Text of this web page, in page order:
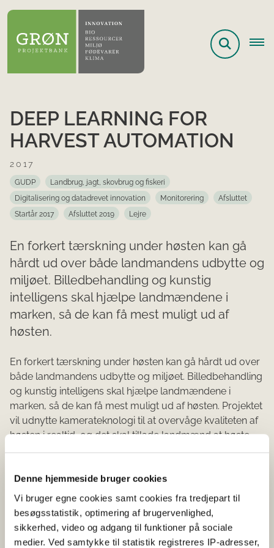
Denne hjemmeside bruger cookies
Vi bruger egne cookies samt cookies fra tredjepart til
besøgsstatistik, optimering af brugervenlighed,
sikkerhed, video og adgang til funktioner på sociale
medier. Ved samtykke til statistik registreres IP-adresser,
DEEP LEARNING FOR
HARVEST AUTOMATION
2017
GUDP
Landbrug, jagt, skovbrug og fiskeri
Digitalisering og datadrevet innovation
Monitorering
Afsluttet
Startår 2017
Afsluttet 2019 Lejre
En forkert tærskning under høsten kan gå
hårdt ud over både landmandens udbytte og
miljøet. Billedbehandling og kunstig
intelligens skal hjælpe landmændene i
marken, så de kan få mest muligt ud af
høsten.
En forkert tærskning under høsten kan gå hårdt ud over
både landmandens udbytte og miljøet. Billedbehandling
og kunstig intelligens skal hjælpe landmændene i
marken, så de kan få mest muligt ud af høsten. Projektet
vil udnytte kamerateknologi til at overvåge kvaliteten af
høsten i realtid, og det skal tillade landmænd at høste
mere miljørigtigt og udbytterigt. Sensomind arbejder
overvågningsløsninger til fødevareindustrien. Det skal
udvides til høstmaskiner, og derfor samarbejder
Sensomind med den tyske gigant CLAAS, der er blandt
verdens førende producenter af høstmaskiner. CLAAS`
afdeling i Nivå har specialiseret sig indenfor